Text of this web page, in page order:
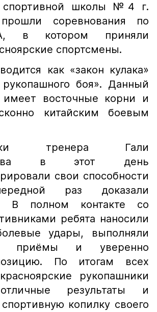
спортивной школы №4 г.
соревнования по
в котором приняли
спортсмены.
как «закон кулака»
боя». Данный
имеет восточные корни и
китайским боевым
тренера Гали
в этот день
свои способности
раз доказали
В полном контакте со
ребята наносили
удары, выполняли
приёмы и уверенно
По итогам всех
рукопашники
результаты и
копилку своего